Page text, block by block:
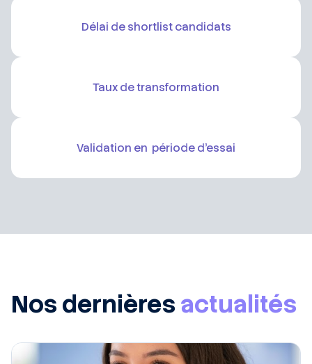
Délai de shortlist candidats
Taux de transformation
Validation en période d’essai
Nos dernièresactualités